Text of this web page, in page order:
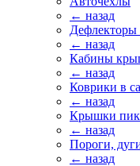
← назад
Дефлекторы
← назад
Кабины
← назад
Коврики в
← назад
Крышки
← назад
Пороги,
← назад